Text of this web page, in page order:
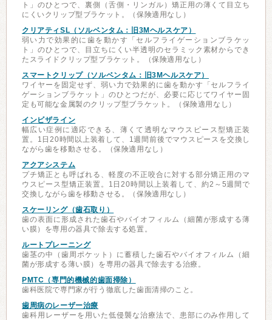
ト」のひとつで、裏側（舌側・リンガル）矯正用の薄くて目立ち
にくいクリップ型ブラケット。（保険適用なし）
クリアティSL（ソルベンタム：旧3Mヘルスケア）
弱い力で効果的に歯を動かす「セルフライゲーションブラケッ
ト」のひとつで、目立ちにくい半透明のセラミック素材からでき
たスライドクリップ型ブラケット。（保険適用なし）
スマートクリップ（ソルベンタム：旧3Mヘルスケア）
ワイヤーを固定せず、弱い力で効果的に歯を動かす「セルフライ
ゲーションブラケット」のひとつだが、必要に応じてワイヤー固
定も可能な金属製のクリップ型ブラケット。（保険適用なし）
インビザライン
幅広い症例に適応できる、薄くて透明なマウスピース型矯正装
置。1日20時間以上装着して、1週間前後でマウスピースを交換し
ながら歯を移動させる。（保険適用なし）
アクアシステム
プチ矯正とも呼ばれる、軽度の不正咬合に対する部分矯正用のマ
ウスピース型矯正装置。1日20時間以上装着して、約2～5週間で
交換しながら歯を移動させる。（保険適用なし）
スケーリング（歯石取り）
歯の表面に形成された歯石やバイオフィルム（細菌が形成する薄
い膜）を専用の器具で除去する処置。
ルートプレーニング
歯茎の中（歯周ポケット）に蓄積した歯石やバイオフィルム（細
菌が形成する薄い膜）を専用の器具で除去する治療。
PMTC（専門的機械的歯面掃除）
歯科医院で専門家が行う徹底した歯面清掃のこと。
歯周病のレーザー治療
歯科用レーザーを用いた低侵襲な治療法で、患部にのみ作用して